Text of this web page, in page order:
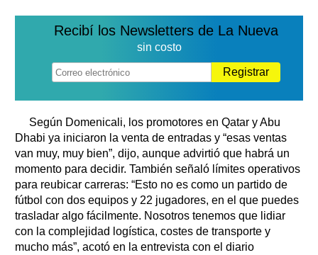
Recibí los Newsletters de La Nueva
sin costo
Registrar
Según Domenicali, los promotores en Qatar y Abu
Dhabi ya iniciaron la venta de entradas y “esas ventas
van muy, muy bien”, dijo, aunque advirtió que habrá un
momento para decidir. También señaló límites operativos
para reubicar carreras: “Esto no es como un partido de
fútbol con dos equipos y 22 jugadores, en el que puedes
trasladar algo fácilmente. Nosotros tenemos que lidiar
con la complejidad logística, costes de transporte y
mucho más”, acotó en la entrevista con el diario